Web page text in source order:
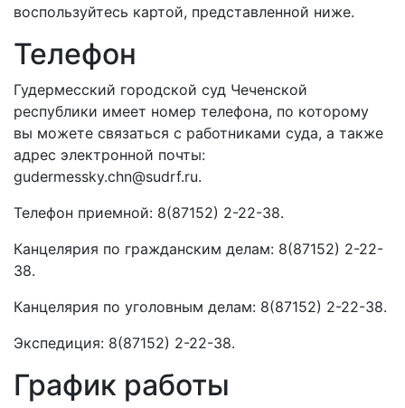
воспользуйтесь картой, представленной ниже.
Телефон
Гудермесский городской суд Чеченской
республики имеет номер телефона, по которому
вы можете связаться с работниками суда, а также
адрес электронной почты:
gudermessky.chn@sudrf.ru.
Телефон приемной: 8(87152) 2-22-38.
Канцелярия по гражданским делам: 8(87152) 2-22-
38.
Канцелярия по уголовным делам: 8(87152) 2-22-38.
Экспедиция: 8(87152) 2-22-38.
График работы